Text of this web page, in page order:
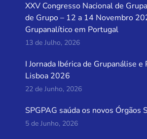
XXV Congresso Nacional de
de Grupo – 12 a 14 Novembro
Grupanalítico em Portugal
13 de Julho, 2026
I Jornada Ibérica de Grupanálise
Lisboa 2026
22 de Junho, 2026
SPGPAG saúda os novos
5 de Junho, 2026